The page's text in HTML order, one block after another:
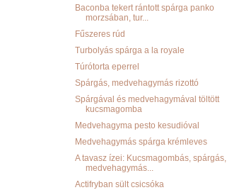
Baconba tekert rántott spárga panko
morzsában, tur...
Fűszeres rúd
Turbolyás spárga a la royale
Túrótorta eperrel
Spárgás, medvehagymás rizottó
Spárgával és medvehagymával töltött
kucsmagomba
Medvehagyma pesto kesudióval
Medvehagymás spárga krémleves
A tavasz ízei: Kucsmagombás, spárgás,
medvehagymás...
Actifryban sült csicsóka